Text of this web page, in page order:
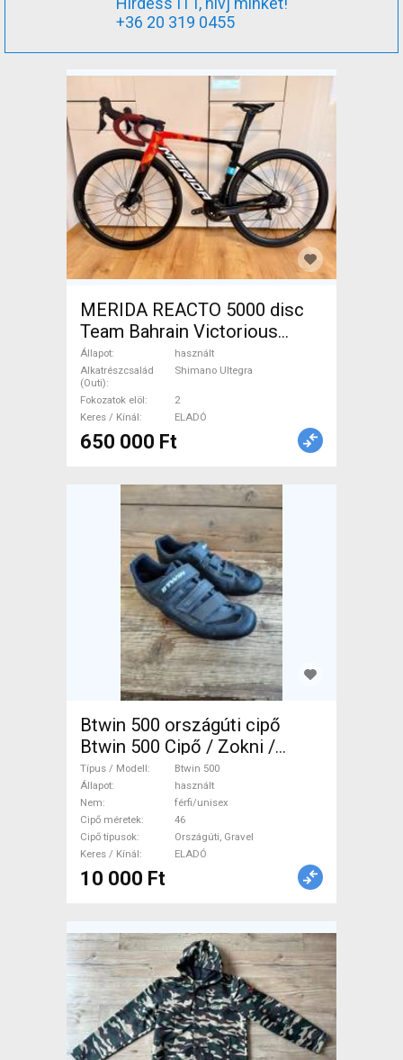
+36 20 319 0455
MERIDA REACTO 5000 disc
Team Bahrain Victorious
Országúti Shimano Ultegra
tárcsafék használt ELADÓ
Állapot
használt
Alkatrészcsalád
(Outi)
Shimano Ultegra
Fokozatok elöl
2
Keres / Kínál
ELADÓ
650 000 Ft
Btwin 500 országúti cipő
Btwin 500 Cipő / Zokni /
Kamásli 46 Országúti, Gravel
használt férfi/unisex ELADÓ
Típus / Modell
Btwin 500
Állapot
használt
Nem
férfi/unisex
Cipő méretek
46
Cipő típusok
Országúti, Gravel
Keres / Kínál
ELADÓ
10 000 Ft